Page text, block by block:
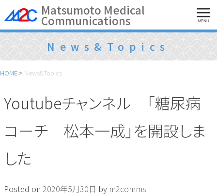
Skip
to
content
Matsumoto Medical
Communications MENU
News&Topics
HOME > News&Topics
Youtubeチャンネル 「糖尿病
コーチ 松本一成」を開設しま
した
Posted on 2020年5月30日 by m2comms